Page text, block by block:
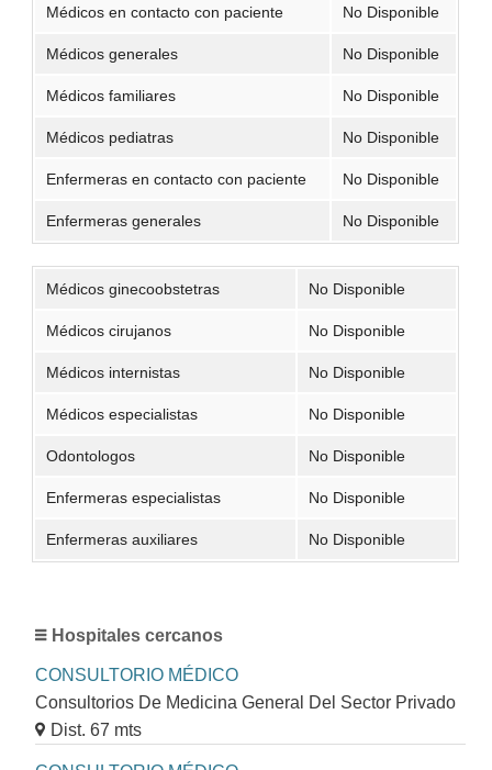
Médicos en contacto con paciente No Disponible
Médicos generales No Disponible
Médicos familiares No Disponible
Médicos pediatras No Disponible
Enfermeras en contacto con paciente No Disponible
Enfermeras generales No Disponible
Médicos ginecoobstetras No Disponible
Médicos cirujanos No Disponible
Médicos internistas No Disponible
Médicos especialistas No Disponible
Odontologos No Disponible
Enfermeras especialistas No Disponible
Enfermeras auxiliares No Disponible
Hospitales cercanos
CONSULTORIO MÉDICO
Consultorios De Medicina General Del Sector Privado
Dist. 67 mts